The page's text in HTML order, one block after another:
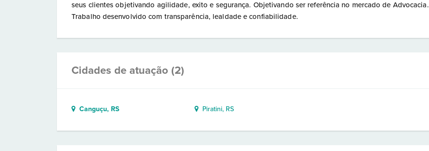
seus clientes objetivando agilidade, exito e segurança. Objetivando ser referência no mercado de Advocacia.
Trabalho desenvolvido com transparência, lealdade e confiabilidade.
Cidades de atuação (2)
Canguçu, RS Piratini, RS